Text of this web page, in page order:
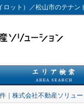
｜株式会社不動産ソリュ